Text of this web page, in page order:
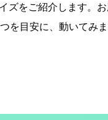
ズをご紹介します。
を目安に、動いてみま